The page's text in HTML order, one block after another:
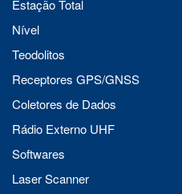
Estação Total
Nível
Teodolitos
Receptores GPS/GNSS
Coletores de Dados
Rádio Externo UHF
Softwares
Laser Scanner